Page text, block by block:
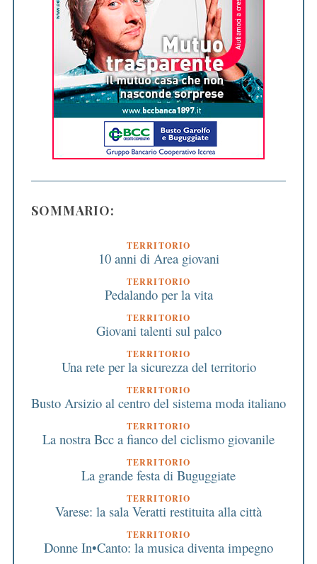
SOMMARIO:
TERRITORIO
10 anni di Area giovani
TERRITORIO
Pedalando per la vita
TERRITORIO
Giovani talenti sul palco
TERRITORIO
Una rete per la sicurezza del territorio
TERRITORIO
Busto Arsizio al centro del sistema moda italiano
TERRITORIO
La nostra Bcc a fianco del ciclismo giovanile
TERRITORIO
La grande festa di Buguggiate
TERRITORIO
Varese: la sala Veratti restituita alla città
TERRITORIO
Donne In•Canto: la musica diventa impegno